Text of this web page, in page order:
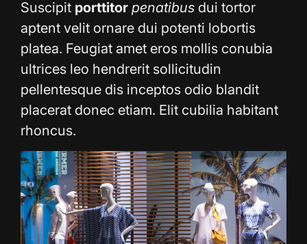
Suscipit porttitor penatibus dui tortor
aptent velit ornare dui potenti lobortis
platea. Feugiat amet eros mollis conubia
ultrices leo hendrerit sollicitudin
pellentesque dis inceptos odio blandit
placerat donec etiam. Elit cubilia habitant
rhoncus.